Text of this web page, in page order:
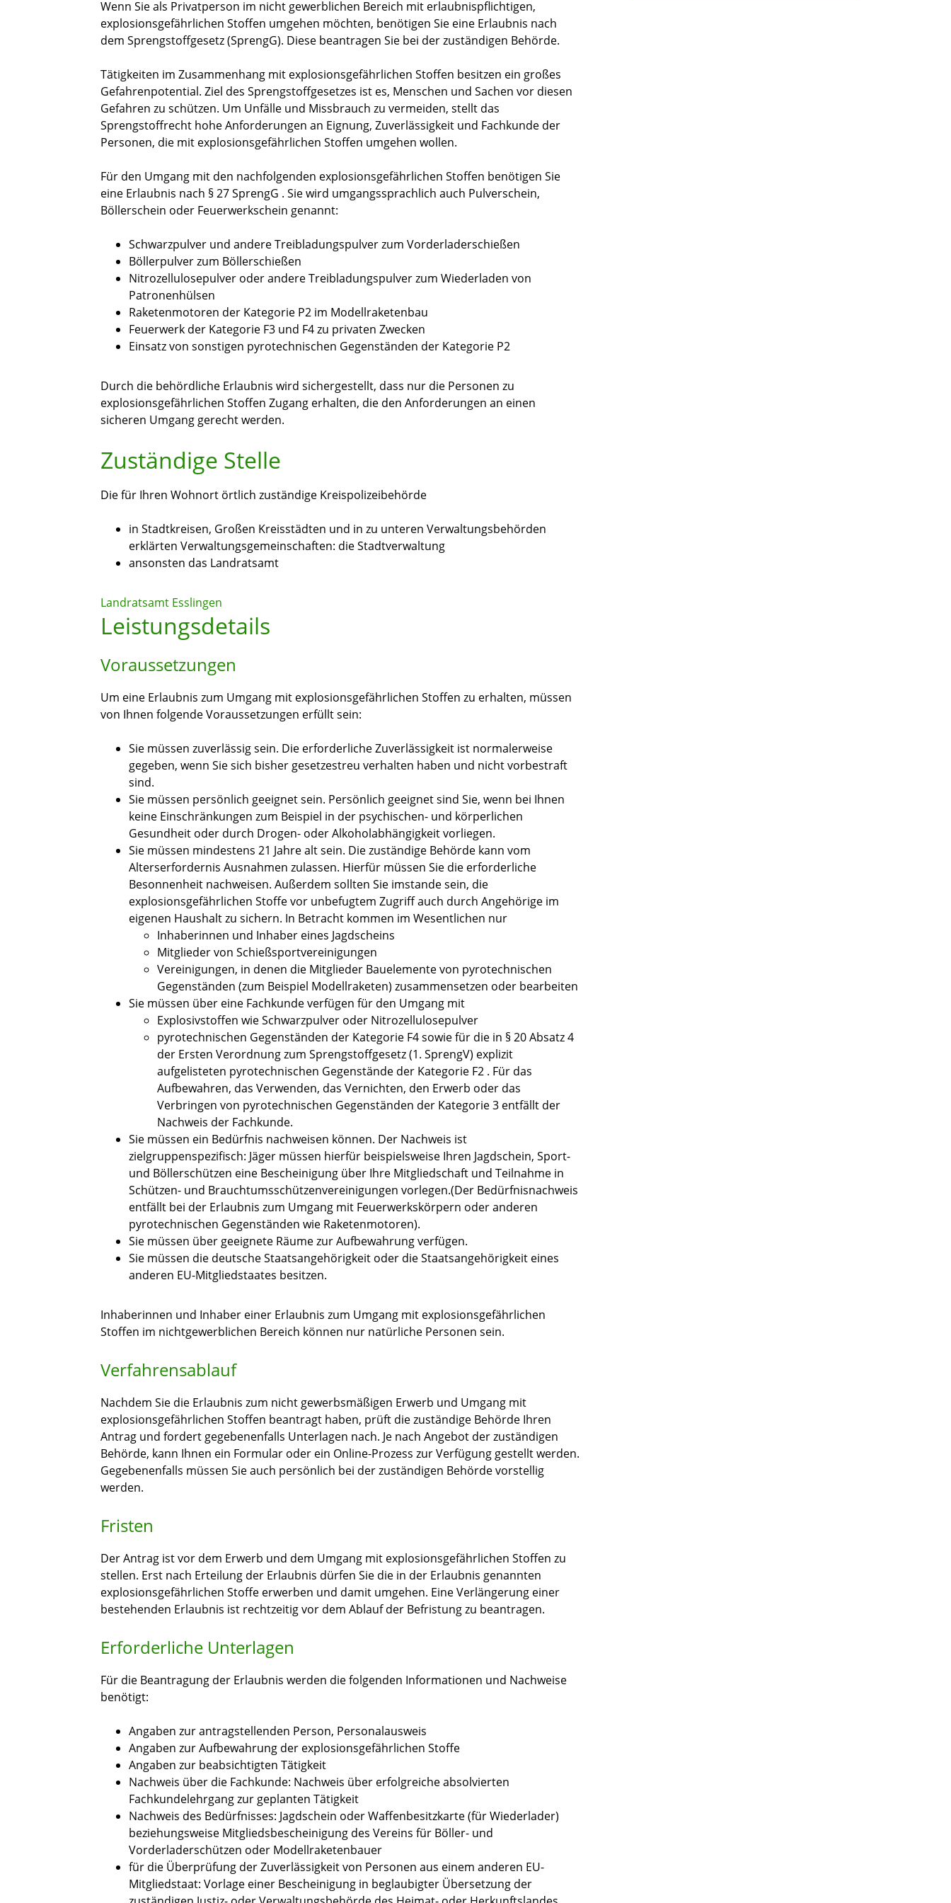
Wenn Sie als Privatperson im nicht gewerblichen Bereich mit erlaubnispflichtigen,
explosionsgefährlichen Stoffen umgehen möchten, benötigen Sie eine Erlaubnis nach
dem Sprengstoffgesetz (SprengG). Diese beantragen Sie bei der zuständigen Behörde.
Tätigkeiten im Zusammenhang mit explosionsgefährlichen Stoffen besitzen ein großes
Gefahrenpotential. Ziel des Sprengstoffgesetzes ist es, Menschen und Sachen vor diesen
Gefahren zu schützen. Um Unfälle und Missbrauch zu vermeiden, stellt das
Sprengstoffrecht hohe Anforderungen an Eignung, Zuverlässigkeit und Fachkunde der
Personen, die mit explosionsgefährlichen Stoffen umgehen wollen.
Für den Umgang mit den nachfolgenden explosionsgefährlichen Stoffen benötigen Sie
eine Erlaubnis nach § 27 SprengG . Sie wird umgangssprachlich auch Pulverschein,
Böllerschein oder Feuerwerkschein genannt:
Schwarzpulver und andere Treibladungspulver zum Vorderladerschießen
Böllerpulver zum Böllerschießen
Nitrozellulosepulver oder andere Treibladungspulver zum Wiederladen von
Patronenhülsen
Raketenmotoren der Kategorie P2 im Modellraketenbau
Feuerwerk der Kategorie F3 und F4 zu privaten Zwecken
Einsatz von sonstigen pyrotechnischen Gegenständen der Kategorie P2
Durch die behördliche Erlaubnis wird sichergestellt, dass nur die Personen zu
explosionsgefährlichen Stoffen Zugang erhalten, die den Anforderungen an einen
sicheren Umgang gerecht werden.
Zuständige Stelle
Die für Ihren Wohnort örtlich zuständige Kreispolizeibehörde
in Stadtkreisen, Großen Kreisstädten und in zu unteren Verwaltungsbehörden
erklärten Verwaltungsgemeinschaften: die Stadtverwaltung
ansonsten das Landratsamt
Landratsamt Esslingen
Leistungsdetails
Voraussetzungen
Um eine Erlaubnis zum Umgang mit explosionsgefährlichen Stoffen zu erhalten, müssen
von Ihnen folgende Voraussetzungen erfüllt sein:
Sie müssen zuverlässig sein. Die erforderliche Zuverlässigkeit ist normalerweise
gegeben, wenn Sie sich bisher gesetzestreu verhalten haben und nicht vorbestraft
sind.
Sie müssen persönlich geeignet sein. Persönlich geeignet sind Sie, wenn bei Ihnen
keine Einschränkungen zum Beispiel in der psychischen- und körperlichen
Gesundheit oder durch Drogen- oder Alkoholabhängigkeit vorliegen.
Sie müssen mindestens 21 Jahre alt sein. Die zuständige Behörde kann vom
Alterserfordernis Ausnahmen zulassen. Hierfür müssen Sie die erforderliche
Besonnenheit nachweisen. Außerdem sollten Sie imstande sein, die
explosionsgefährlichen Stoffe vor unbefugtem Zugriff auch durch Angehörige im
eigenen Haushalt zu sichern. In Betracht kommen im Wesentlichen nur
Inhaberinnen und Inhaber eines Jagdscheins
Mitglieder von Schießsportvereinigungen
Vereinigungen, in denen die Mitglieder Bauelemente von pyrotechnischen
Gegenständen (zum Beispiel Modellraketen) zusammensetzen oder bearbeiten
Sie müssen über eine Fachkunde verfügen für den Umgang mit
Explosivstoffen wie Schwarzpulver oder Nitrozellulosepulver
pyrotechnischen Gegenständen der Kategorie F4 sowie für die in § 20 Absatz 4
der Ersten Verordnung zum Sprengstoffgesetz (1. SprengV) explizit
aufgelisteten pyrotechnischen Gegenstände der Kategorie F2 . Für das
Aufbewahren, das Verwenden, das Vernichten, den Erwerb oder das
Verbringen von pyrotechnischen Gegenständen der Kategorie 3 entfällt der
Nachweis der Fachkunde.
Sie müssen ein Bedürfnis nachweisen können. Der Nachweis ist
zielgruppenspezifisch: Jäger müssen hierfür beispielsweise Ihren Jagdschein, Sport-
und Böllerschützen eine Bescheinigung über Ihre Mitgliedschaft und Teilnahme in
Schützen- und Brauchtumsschützenvereinigungen vorlegen.(Der Bedürfnisnachweis
entfällt bei der Erlaubnis zum Umgang mit Feuerwerkskörpern oder anderen
pyrotechnischen Gegenständen wie Raketenmotoren).
Sie müssen über geeignete Räume zur Aufbewahrung verfügen.
Sie müssen die deutsche Staatsangehörigkeit oder die Staatsangehörigkeit eines
anderen EU-Mitgliedstaates besitzen.
Inhaberinnen und Inhaber einer Erlaubnis zum Umgang mit explosionsgefährlichen
Stoffen im nichtgewerblichen Bereich können nur natürliche Personen sein.
Verfahrensablauf
Nachdem Sie die Erlaubnis zum nicht gewerbsmäßigen Erwerb und Umgang mit
explosionsgefährlichen Stoffen beantragt haben, prüft die zuständige Behörde Ihren
Antrag und fordert gegebenenfalls Unterlagen nach. Je nach Angebot der zuständigen
Behörde, kann Ihnen ein Formular oder ein Online-Prozess zur Verfügung gestellt werden.
Gegebenenfalls müssen Sie auch persönlich bei der zuständigen Behörde vorstellig
werden.
Fristen
Der Antrag ist vor dem Erwerb und dem Umgang mit explosionsgefährlichen Stoffen zu
stellen. Erst nach Erteilung der Erlaubnis dürfen Sie die in der Erlaubnis genannten
explosionsgefährlichen Stoffe erwerben und damit umgehen. Eine Verlängerung einer
bestehenden Erlaubnis ist rechtzeitig vor dem Ablauf der Befristung zu beantragen.
Erforderliche Unterlagen
Für die Beantragung der Erlaubnis werden die folgenden Informationen und Nachweise
benötigt:
Angaben zur antragstellenden Person, Personalausweis
Angaben zur Aufbewahrung der explosionsgefährlichen Stoffe
Angaben zur beabsichtigten Tätigkeit
Nachweis über die Fachkunde: Nachweis über erfolgreiche absolvierten
Fachkundelehrgang zur geplanten Tätigkeit
Nachweis des Bedürfnisses: Jagdschein oder Waffenbesitzkarte (für Wiederlader)
beziehungsweise Mitgliedsbescheinigung des Vereins für Böller- und
Vorderladerschützen oder Modellraketenbauer
für die Überprüfung der Zuverlässigkeit von Personen aus einem anderen EU-
Mitgliedstaat: Vorlage einer Bescheinigung in beglaubigter Übersetzung der